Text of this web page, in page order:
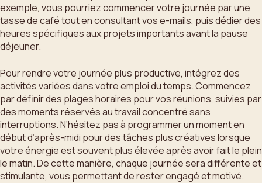
exemple, vous pourriez commencer votre journée par une
tasse de café tout en consultant vos e-mails, puis dédier des
heures spécifiques aux projets importants avant la pause
déjeuner.
Pour rendre votre journée plus productive, intégrez des
activités variées dans votre emploi du temps. Commencez
par définir des plages horaires pour vos réunions, suivies par
des moments réservés au travail concentré sans
interruptions. N’hésitez pas à programmer un moment en
début d’après-midi pour des tâches plus créatives lorsque
votre énergie est souvent plus élevée après avoir fait le plein
le matin. De cette manière, chaque journée sera différente et
stimulante, vous permettant de rester engagé et motivé.